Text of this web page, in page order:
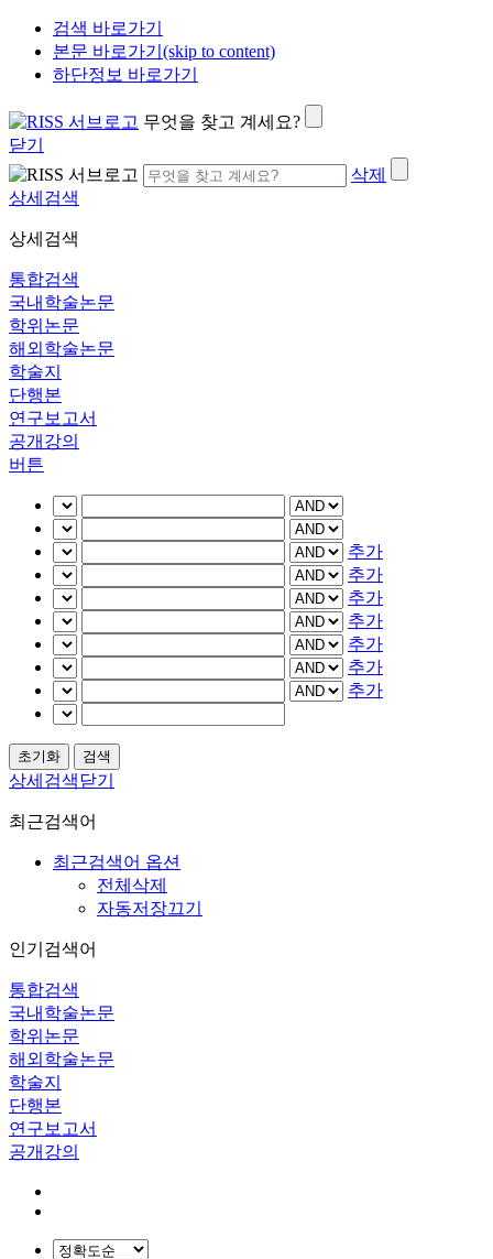
검색 바로가기
본문 바로가기(skip to content)
하단정보 바로가기
무엇을 찾고 계세요?
닫기
삭제
상세검색
상세검색
통합검색
국내학술논문
학위논문
해외학술논문
학술지
단행본
연구보고서
공개강의
버튼
추가
추가
추가
추가
추가
추가
추가
상세검색닫기
최근검색어
최근검색어 옵션
전체삭제
자동저장끄기
인기검색어
통합검색
국내학술논문
학위논문
해외학술논문
학술지
단행본
연구보고서
공개강의